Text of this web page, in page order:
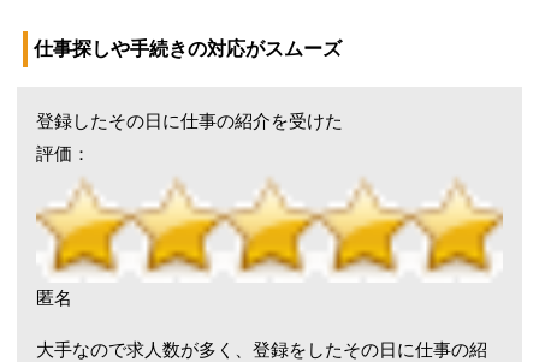
仕事探しや手続きの対応がスムーズ
登録したその日に仕事の紹介を受けた
評価：
匿名
大手なので求人数が多く、登録をしたその日に仕事の紹